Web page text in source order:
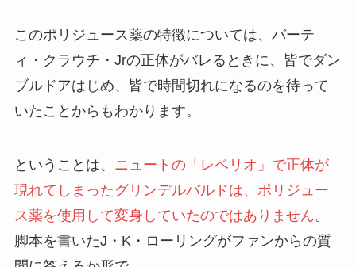
このポリジュース薬の特徴については、バーテ
ィ・クラウチ・Jrの正体がバレるときに、皆でダン
ブルドアはじめ、皆で時間切れになるのを待って
いたことからもわかります。
ということは、 ニュートの「レベリオ」で正体が
現れてしまったグリンデルバルドは、ポリジュー
ス薬を使用して変身していたのではありません。
脚本を書いたJ・K・ローリングがファンからの質